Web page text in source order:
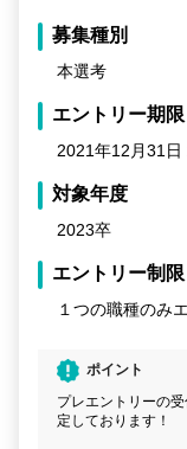
募集種別
本選考
エントリー期限
2021年12月31日
対象年度
2023卒
エントリー制限
１つの職種のみ
ポイント
プレエントリーの
定しております！